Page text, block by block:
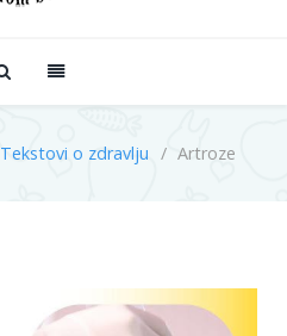
Tekstovi o zdravlju Artroze